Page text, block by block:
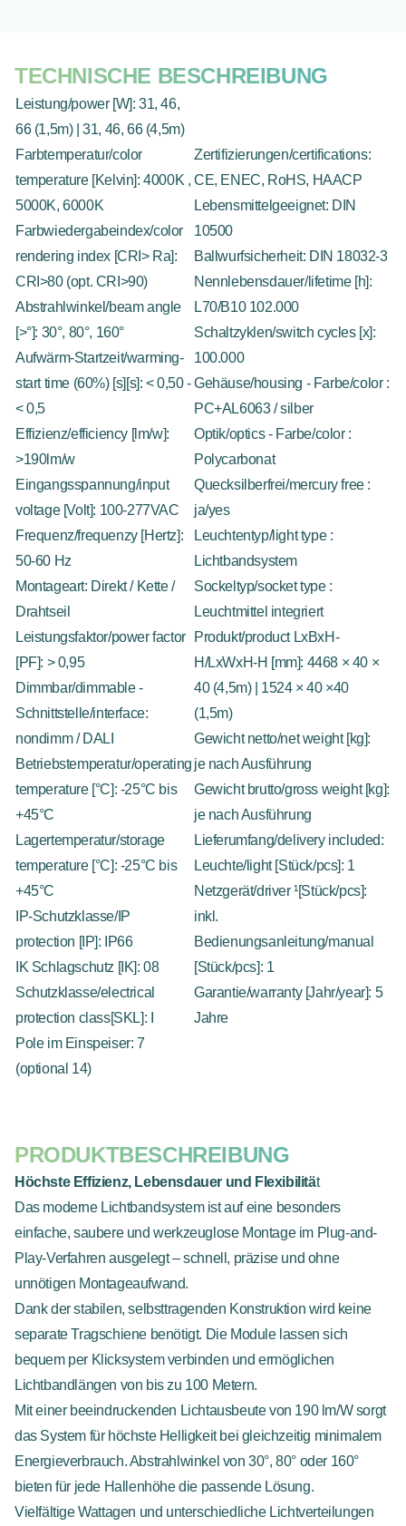
TECHNISCHE BESCHREIBUNG
Leistung/power [W]: 31, 46,
66 (1,5m) | 31, 46, 66 (4,5m)
Farbtemperatur/color
temperature [Kelvin]: 4000K ,
5000K, 6000K
Farbwiedergabeindex/color
rendering index [CRI> Ra]:
CRI>80 (opt. CRI>90)
Abstrahlwinkel/beam angle
[>°]: 30°, 80°, 160°
Aufwärm-Startzeit/warming-
start time (60%) [s][s]: < 0,50 -
< 0,5
Effizienz/efficiency [lm/w]:
>190lm/w
Eingangsspannung/input
voltage [Volt]: 100-277VAC
Frequenz/frequenzy [Hertz]:
50-60 Hz
Montageart: Direkt / Kette /
Drahtseil
Leistungsfaktor/power factor
[PF]: > 0,95
Dimmbar/dimmable -
Schnittstelle/interface:
nondimm / DALI
Betriebstemperatur/operating
temperature [°C]: -25°C bis
+45°C
Lagertemperatur/storage
temperature [°C]: -25°C bis
+45°C
IP-Schutzklasse/IP
protection [IP]: IP66
IK Schlagschutz [IK]: 08
Schutzklasse/electrical
protection class[SKL]: I
Pole im Einspeiser: 7
(optional 14)
Zertifizierungen/certifications:
CE, ENEC, RoHS, HAACP
Lebensmittelgeeignet: DIN
10500
Ballwurfsicherheit: DIN 18032-3
Nennlebensdauer/lifetime [h]:
L70/B10 102.000
Schaltzyklen/switch cycles [x]:
100.000
Gehäuse/housing - Farbe/color :
PC+AL6063 / silber
Optik/optics - Farbe/color :
Polycarbonat
Quecksilberfrei/mercury free :
ja/yes
Leuchtentyp/light type :
Lichtbandsystem
Sockeltyp/socket type :
Leuchtmittel integriert
Produkt/product LxBxH-
H/LxWxH-H [mm]: 4468 × 40 ×
40 (4,5m) | 1524 × 40 ×40
(1,5m)
Gewicht netto/net weight [kg]:
je nach Ausführung
Gewicht brutto/gross weight [kg]:
je nach Ausführung
Lieferumfang/delivery included:
Leuchte/light [Stück/pcs]: 1
Netzgerät/driver ¹[Stück/pcs]:
inkl.
Bedienungsanleitung/manual
[Stück/pcs]: 1
Garantie/warranty [Jahr/year]: 5
Jahre
PRODUKTBESCHREIBUNG
Höchste Effizienz, Lebensdauer und Flexibilität
Das moderne Lichtbandsystem ist auf eine besonders
einfache, saubere und werkzeuglose Montage im Plug-and-
Play-Verfahren ausgelegt – schnell, präzise und ohne
unnötigen Montageaufwand.
Dank der stabilen, selbsttragenden Konstruktion wird keine
separate Tragschiene benötigt. Die Module lassen sich
bequem per Klicksystem verbinden und ermöglichen
Lichtbandlängen von bis zu 100 Metern.
Mit einer beeindruckenden Lichtausbeute von 190 lm/W sorgt
das System für höchste Helligkeit bei gleichzeitig minimalem
Energieverbrauch. Abstrahlwinkel von 30°, 80° oder 160°
bieten für jede Hallenhöhe die passende Lösung.
Vielfältige Wattagen und unterschiedliche Lichtverteilungen